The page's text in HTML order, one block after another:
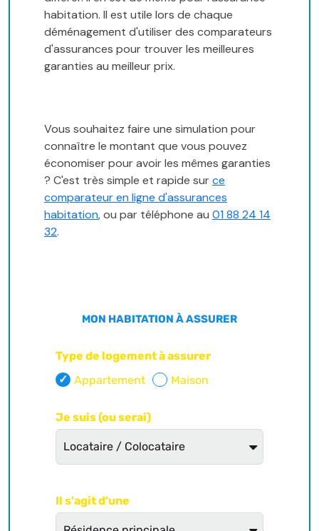
habitation. Il est utile lors de chaque
déménagement d'utiliser des comparateurs
d'assurances pour trouver les meilleures
garanties au meilleur prix.
Vous souhaitez faire une simulation pour
connaître le montant que vous pouvez
économiser pour avoir les mêmes garanties
? C'est très simple et rapide surce
comparateur en ligne d'assurances
habitation, ou par téléphone au 01 88 24 14
32.